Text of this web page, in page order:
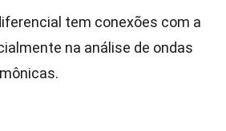
tem conexões com a
na análise de ondas